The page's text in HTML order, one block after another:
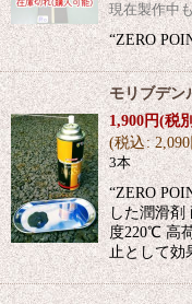
現在製作中
“ZERO
モリブデ
1,900円(税
(税込: 2,090
3本
“ZERO
した潤滑剤
度220℃ 高
止として